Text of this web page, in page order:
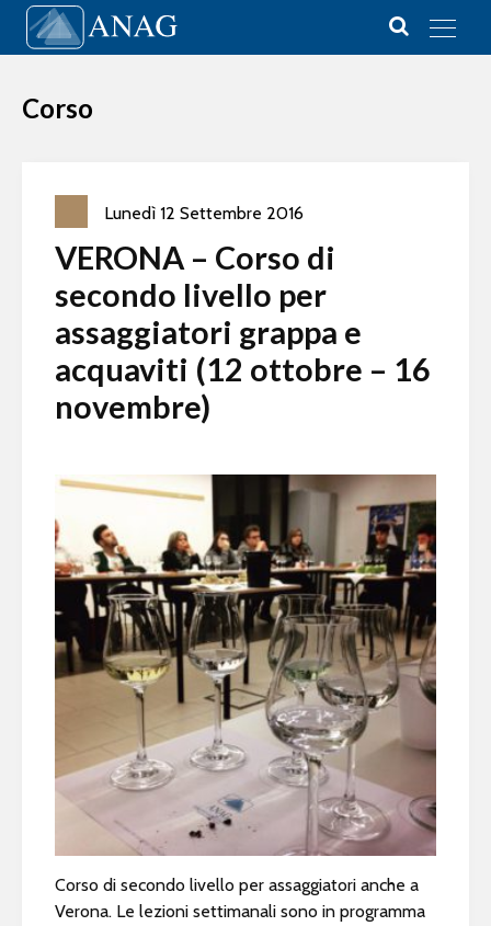
Vai al contenuto
Main Navigation
Corso
Lunedì 12 Settembre 2016
VERONA – Corso di
secondo livello per
assaggiatori grappa e
acquaviti (12 ottobre – 16
novembre)
Corso di secondo livello per assaggiatori anche a
Verona. Le lezioni settimanali sono in programma